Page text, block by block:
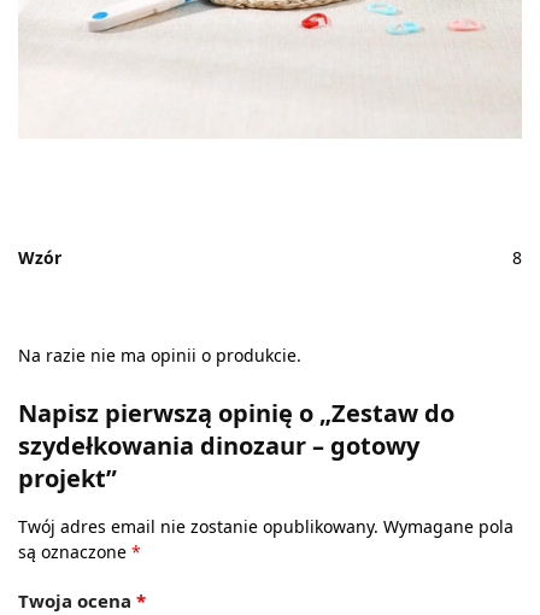
Wzór 8
Na razie nie ma opinii o produkcie.
Napisz pierwszą opinię o „Zestaw do
szydełkowania dinozaur – gotowy
projekt”
Twój adres email nie zostanie opublikowany. Wymagane pola
są oznaczone *
Twoja ocena *